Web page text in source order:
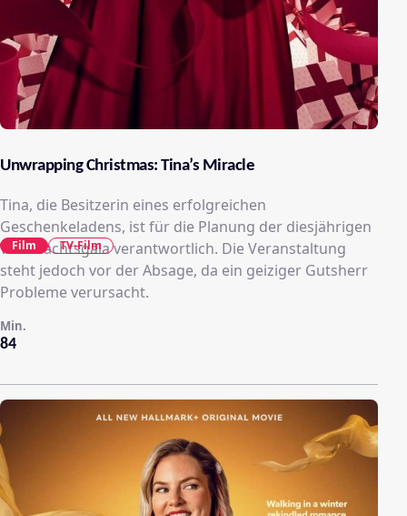
Unwrapping Christmas: Tina’s Miracle
Tina, die Besitzerin eines erfolgreichen
Geschenkeladens, ist für die Planung der diesjährigen
Weihnachtsgala verantwortlich. Die Veranstaltung
steht jedoch vor der Absage, da ein geiziger Gutsherr
Probleme verursacht.
84
Min.
Film TV-Film